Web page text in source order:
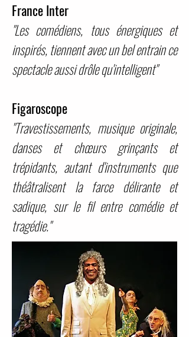
France Inter
"Les comédiens, tous énergiques et
inspirés, tiennent avec un bel entrain ce
spectacle aussi drôle qu'intelligent"
Figaroscope
"Travestissements, musique originale,
danses et chœurs grinçants et
trépidants, autant d'instruments que
théâtralisent la farce délirante et
sadique, sur le fil entre comédie et
tragédie."